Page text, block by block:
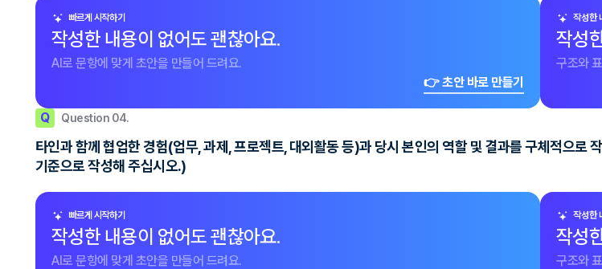
빠르게 시작하기
작성한 내용이 없어도 괜찮아요.
AI로 문항에 맞게 초안을 만들어 드려요.
👉 초안 바로 만들기
작성한
작성
구조와
Q Question 04.
타인과 함께 협업한 경험(업무, 과제, 프로젝트, 대외활동 등)과 당시 본인의 역할 및 결과를 구체적으로
기준으로 작성해 주십시오.)
빠르게 시작하기
작성한 내용이 없어도 괜찮아요.
AI로 문항에 맞게 초안을 만들어 드려요.
작성한
작성
구조와